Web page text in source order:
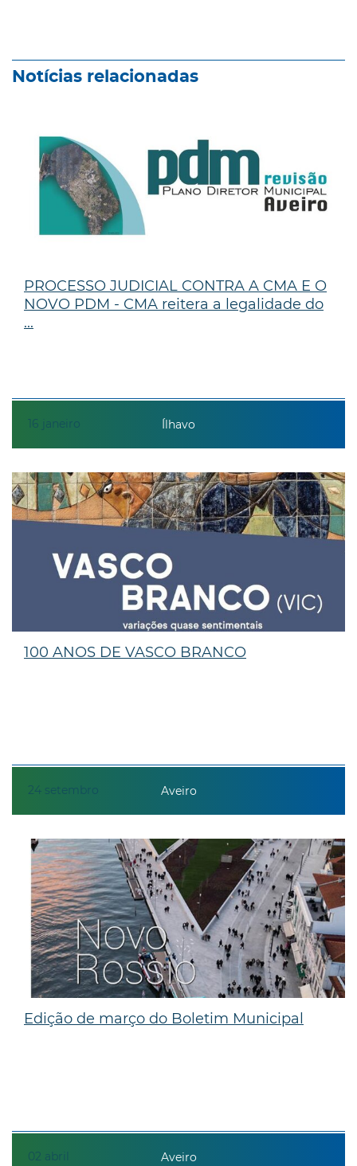
Notícias relacionadas
16 janeiro
PROCESSO JUDICIAL CONTRA A CMA E O
NOVO PDM - CMA reitera a legalidade do
...
Ílhavo
24 setembro
100 ANOS DE VASCO BRANCO
Aveiro
02 abril
Edição de março do Boletim Municipal
Aveiro